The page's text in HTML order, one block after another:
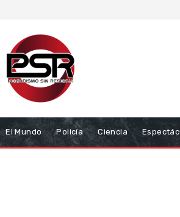
El Mundo Policía Ciencia